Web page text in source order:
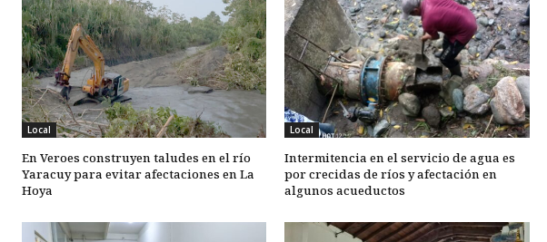
Local
En Veroes construyen taludes en el río
Yaracuy para evitar afectaciones en La
Hoya
Local
Intermitencia en el servicio de agua es
por crecidas de ríos y afectación en
algunos acueductos